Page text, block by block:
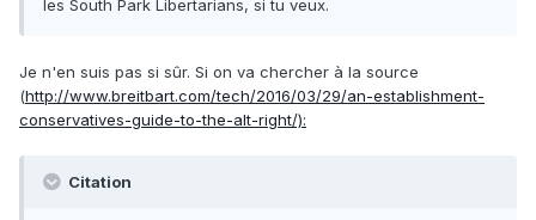
les South Park Libertarians, si tu veux.
Je n'en suis pas si sûr. Si on va chercher à la source
(http://www.breitbart.com/tech/2016/03/29/an-establishment-
conservatives-guide-to-the-alt-right/):
Citation